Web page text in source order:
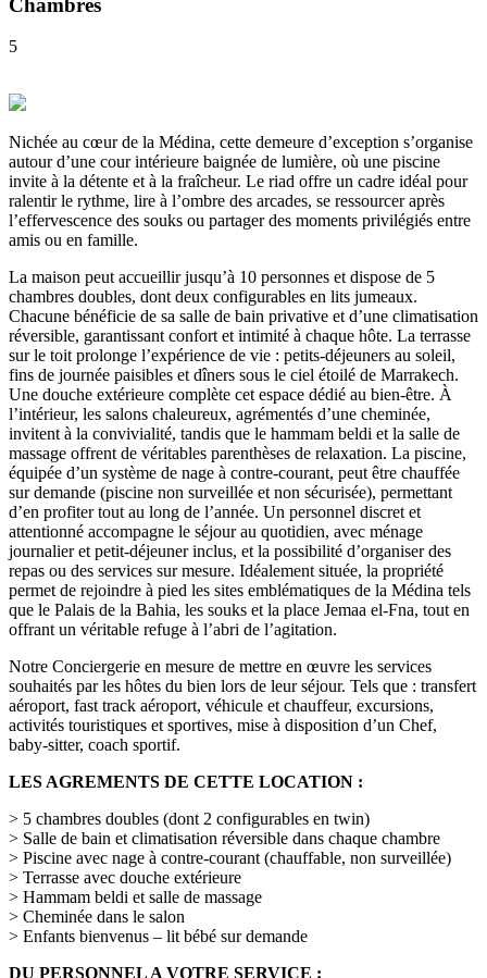
Chambres
5
Nichée au cœur de la Médina, cette demeure d’exception s’organise
autour d’une cour intérieure baignée de lumière, où une piscine
invite à la détente et à la fraîcheur. Le riad offre un cadre idéal pour
ralentir le rythme, lire à l’ombre des arcades, se ressourcer après
l’effervescence des souks ou partager des moments privilégiés entre
amis ou en famille.
La maison peut accueillir jusqu’à 10 personnes et dispose de 5
chambres doubles, dont deux configurables en lits jumeaux.
Chacune bénéficie de sa salle de bain privative et d’une climatisation
réversible, garantissant confort et intimité à chaque hôte. La terrasse
sur le toit prolonge l’expérience de vie : petits-déjeuners au soleil,
fins de journée paisibles et dîners sous le ciel étoilé de Marrakech.
Une douche extérieure complète cet espace dédié au bien-être. À
l’intérieur, les salons chaleureux, agrémentés d’une cheminée,
invitent à la convivialité, tandis que le hammam beldi et la salle de
massage offrent de véritables parenthèses de relaxation. La piscine,
équipée d’un système de nage à contre-courant, peut être chauffée
sur demande (piscine non surveillée et non sécurisée), permettant
d’en profiter tout au long de l’année. Un personnel discret et
attentionné accompagne le séjour au quotidien, avec ménage
journalier et petit-déjeuner inclus, et la possibilité d’organiser des
repas ou des services sur mesure. Idéalement située, la propriété
permet de rejoindre à pied les sites emblématiques de la Médina tels
que le Palais de la Bahia, les souks et la place Jemaa el-Fna, tout en
offrant un véritable refuge à l’abri de l’agitation.
Notre Conciergerie en mesure de mettre en œuvre les services
souhaités par les hôtes du bien lors de leur séjour. Tels que : transfert
aéroport, fast track aéroport, véhicule et chauffeur, excursions,
activités touristiques et sportives, mise à disposition d’un Chef,
baby-sitter, coach sportif.
LES AGREMENTS DE CETTE LOCATION :
> 5 chambres doubles (dont 2 configurables en twin)
> Salle de bain et climatisation réversible dans chaque chambre
> Piscine avec nage à contre-courant (chauffable, non surveillée)
> Terrasse avec douche extérieure
> Hammam beldi et salle de massage
> Cheminée dans le salon
> Enfants bienvenus – lit bébé sur demande
DU PERSONNEL A VOTRE SERVICE :